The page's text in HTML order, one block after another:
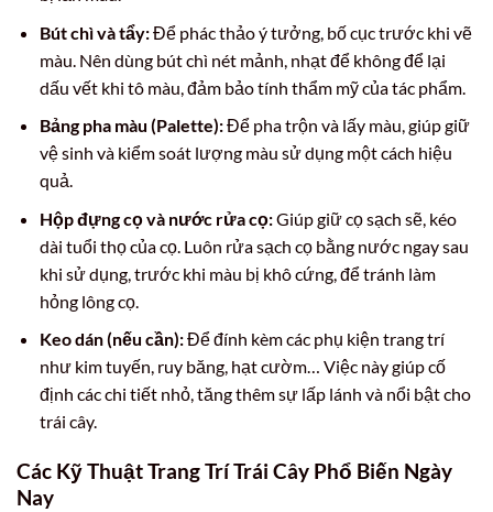
Bút chì và tẩy:Để phác thảo ý tưởng, bố cục trước khi vẽ
màu. Nên dùng bút chì nét mảnh, nhạt để không để lại
dấu vết khi tô màu, đảm bảo tính thẩm mỹ của tác phẩm.
Bảng pha màu (Palette):Để pha trộn và lấy màu, giúp giữ
vệ sinh và kiểm soát lượng màu sử dụng một cách hiệu
quả.
Hộp đựng cọ và nước rửa cọ:Giúp giữ cọ sạch sẽ, kéo
dài tuổi thọ của cọ. Luôn rửa sạch cọ bằng nước ngay sau
khi sử dụng, trước khi màu bị khô cứng, để tránh làm
hỏng lông cọ.
Keo dán (nếu cần):Để đính kèm các phụ kiện trang trí
như kim tuyến, ruy băng, hạt cườm… Việc này giúp cố
định các chi tiết nhỏ, tăng thêm sự lấp lánh và nổi bật cho
trái cây.
Các Kỹ Thuật Trang Trí Trái Cây Phổ Biến Ngày
Nay